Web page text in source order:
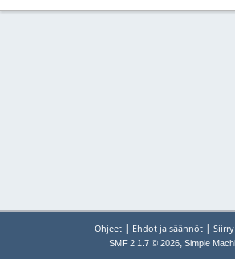
Ohjeet | Ehdot ja säännöt |
SMF 2.1.7 © 2026, Simple